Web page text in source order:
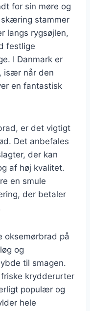
for sin møre og
stammer
langs rygsøjlen,
festlige
I Danmark er
især når den
en fantastisk
er det vigtigt
Det anbefales
der kan
af høj kvalitet.
en smule
der betaler
oksemørbrad på
og
til smagen.
krydderurter
populær og
hele